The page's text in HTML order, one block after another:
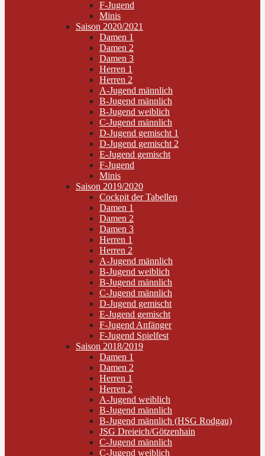
F-Jugend
Minis
Saison 2020/2021
Damen 1
Damen 2
Damen 3
Herren 1
Herren 2
A-Jugend männlich
B-Jugend männlich
B-Jugend weiblich
C-Jugend männlich
D-Jugend gemischt 1
D-Jugend gemischt 2
E-Jugend gemischt
F-Jugend
Minis
Saison 2019/2020
Cockpit der Tabellen
Damen 1
Damen 2
Damen 3
Herren 1
Herren 2
A-Jugend männlich
B-Jugend weiblich
B-Jugend männlich
C-Jugend männlich
D-Jugend gemischt
E-Jugend gemischt
F-Jugend Anfänger
F-Jugend Spielfest
Saison 2018/2019
Damen 1
Damen 2
Herren 1
Herren 2
A-Jugend weiblich
B-Jugend männlich
B-Jugend männlich (HSG Rodgau)
JSG Dreieich/Götzenhain
C-Jugend männlich
C-Jugend weiblich